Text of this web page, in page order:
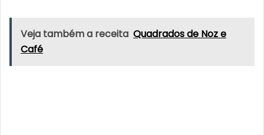
Veja também a receita Quadrados de Noz e
Café